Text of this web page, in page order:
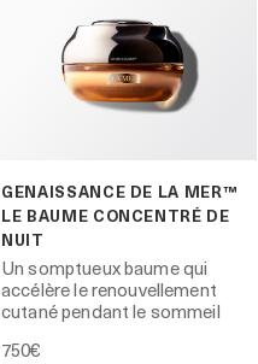
GENAISSANCE DE LA MER™
LE BAUME CONCENTRÉ DE
NUIT
Un somptueux baume qui
accélère le renouvellement
cutané pendant le sommeil
750€